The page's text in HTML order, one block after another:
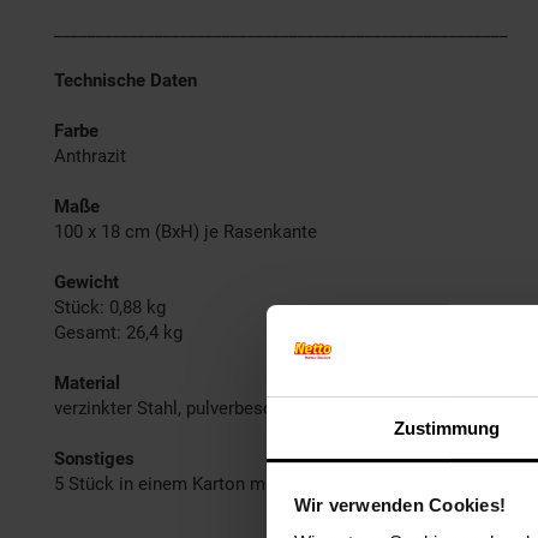
Zustimmung
Wir verwenden Cookies!
Technische Daten
Farbe
Anthrazit
Maße
100 x 18 cm (BxH) je Rasenkante
Gewicht
Stück: 0,88 kg
Gesamt: 26,4 kg
Material
verzinkter Stahl, pulverbeschichtet
Sonstiges
5 Stück in einem Karton mit je 100x18cm